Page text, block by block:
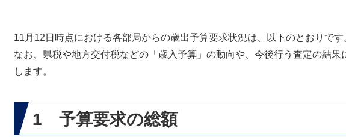
11月12日時点における各部局からの歳出予算要求状況は、以下のとおりです
なお、県税や地方交付税などの「歳入予算」の動向や、今後行う査定の結果
します。
1 予算要求の総額